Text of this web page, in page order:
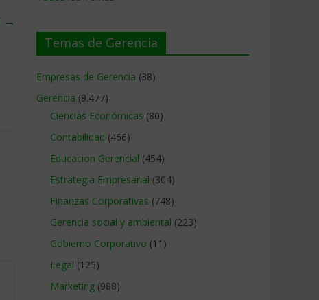
→
Temas de Gerencia
Empresas de Gerencia (38)
Gerencia (9.477)
Ciencias Económicas (80)
Contabilidad (466)
Educacion Gerencial (454)
Estrategia Empresarial (304)
Finanzas Corporativas (748)
Gerencia social y ambiental (223)
Gobierno Corporativo (11)
Legal (125)
Marketing (988)